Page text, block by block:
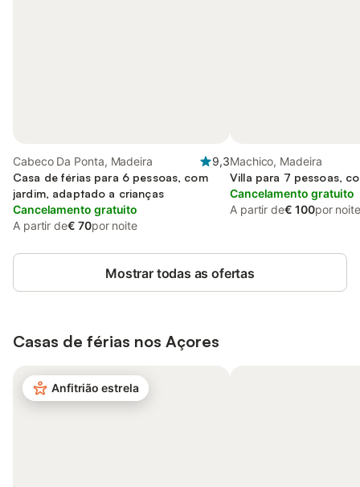
Cabeco Da Ponta, Madeira
9,3
Casa de férias para 6 pessoas, com
jardim, adaptado a crianças
Cancelamento gratuito
A partir de€ 70por noite
Machico, Madeira
Villa para 7 pessoas,
Cancelamento gratuito
A partir de€ 100por noite
Mostrar todas as ofertas
Casas de férias nos Açores
Anfitrião estrela